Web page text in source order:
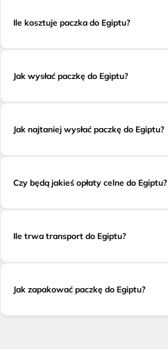
Ile kosztuje paczka do Egiptu?
Jak wysłać paczkę do Egiptu?
Jak najtaniej wysłać paczkę do Egiptu?
Czy będą jakieś opłaty celne do Egiptu?
Ile trwa transport do Egiptu?
Jak zapakować paczkę do Egiptu?